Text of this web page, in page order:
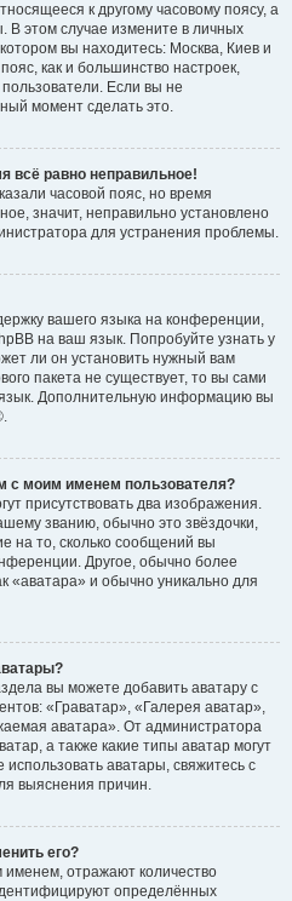
к другому часовому поясу, а
В этом случае измените в личных
вы находитесь: Москва, Киев и
как и большинство настроек,
Если вы не
момент сделать это.
всё равно неправильное!
часовой пояс, но время
значит, неправильно установлено
для устранения проблемы.
вашего языка на конференции,
на ваш язык. Попробуйте узнать у
ли он установить нужный вам
пакета не существует, то вы сами
Дополнительную информацию вы
с моим именем пользователя?
присутствовать два изображения.
званию, обычно это звёздочки,
на то, сколько сообщений вы
Другое, обычно более
«аватара» и обычно уникально для
вы можете добавить аватару с
«Граватар», «Галерея аватар»,
аватара». От администратора
а также какие типы аватар могут
аватары, свяжитесь с
выяснения причин.
его?
отражают количество
определённых